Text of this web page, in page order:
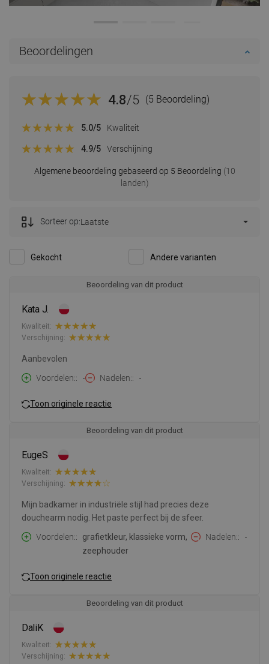
Beoordelingen
4.8/5 (5 Beoordeling)
Algemene beoordeling gebaseerd op 5 Beoordeling (10
landen)
5.0/5 Kwaliteit
4.9/5 Verschijning
Gekocht Andere varianten
Sorteer op:Laatste
Beoordeling van dit product
Kata J.
Kwaliteit:
Verschijning:
Aanbevolen
Voordelen:
- Nadelen: -
Toon originele reactie
Beoordeling van dit product
EugeS
Kwaliteit:
Verschijning:
Mijn badkamer in industriële stijl had precies deze
douchearm nodig. Het paste perfect bij de sfeer.
Voordelen:
grafietkleur, klassieke vorm,
zeephouder
Nadelen: -
Toon originele reactie
Beoordeling van dit product
DaliK
Kwaliteit:
Verschijning: